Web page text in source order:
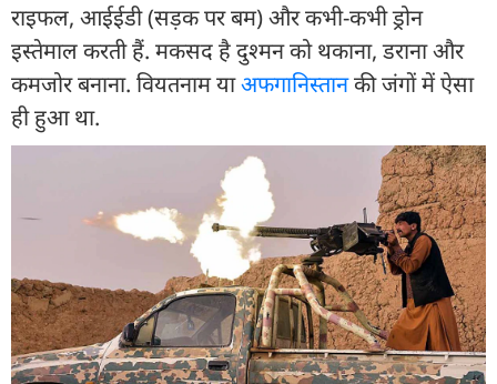
राइफल, आईईडी (सड़क पर बम) और कभी-कभी ड्रोन
इस्तेमाल करती हैं. मकसद है दुश्मन को थकाना, डराना और
कमजोर बनाना. वियतनाम याअफगानिस्तानकी जंगों में ऐसा
ही हुआ था.